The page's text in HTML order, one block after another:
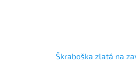
Škraboška zlatá na